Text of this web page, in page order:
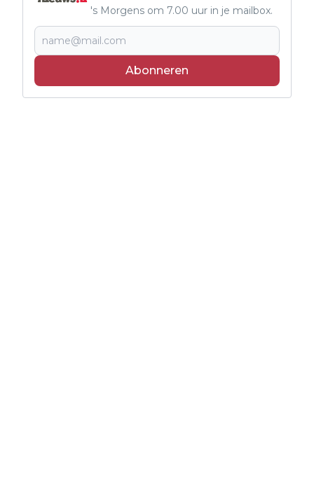
's Morgens om 7.00 uur in je mailbox.
Abonneren